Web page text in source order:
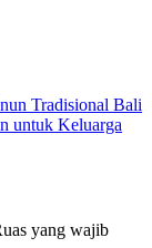
Tradisional Bali
untuk Keluarga
yang wajib